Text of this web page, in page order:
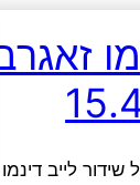
שידור לייב דינמו